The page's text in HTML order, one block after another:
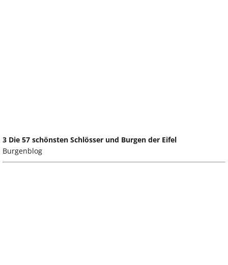
3 Die 57 schönsten Schlösser und Burgen der Eifel
Burgenblog